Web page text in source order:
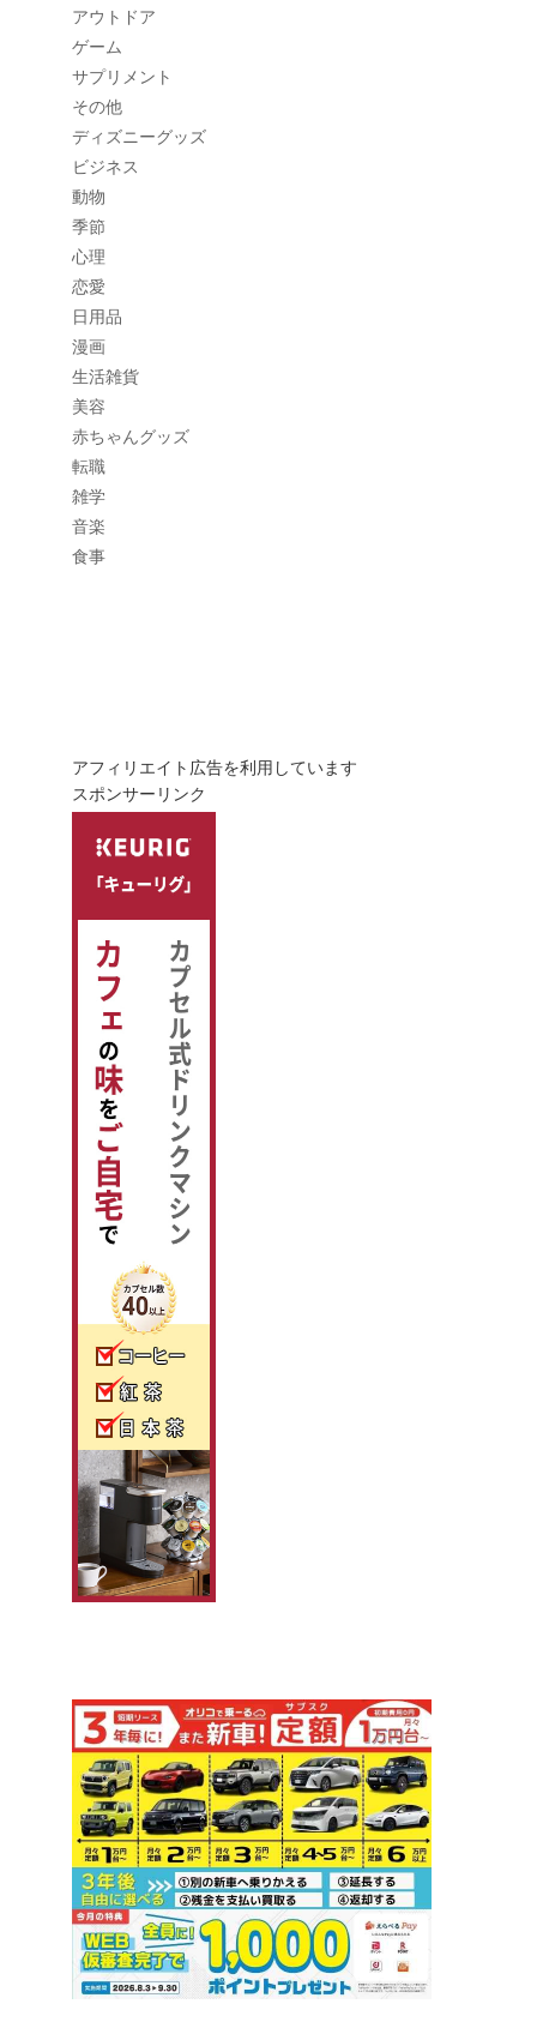
アウトドア
ゲーム
サプリメント
その他
ディズニーグッズ
ビジネス
動物
季節
心理
恋愛
日用品
漫画
生活雑貨
美容
赤ちゃんグッズ
転職
雑学
音楽
食事
アフィリエイト広告を利用しています
スポンサーリンク